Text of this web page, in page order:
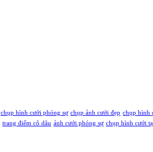
chụp hình cưới phóng sự chụp ảnh cưới đẹp chụp hình
trang điểm cô dâu ảnh cưới phóng sự chụp hình cưới